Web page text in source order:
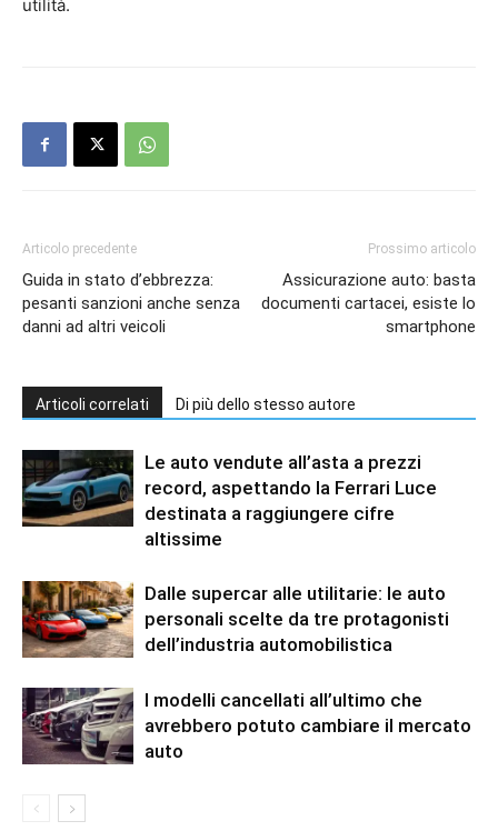
utilità.
Articolo precedente
Guida in stato d’ebbrezza:
pesanti sanzioni anche senza
danni ad altri veicoli
Prossimo articolo
Assicurazione auto: basta
documenti cartacei, esiste lo
smartphone
Articoli correlati Di più dello stesso autore
Le auto vendute all’asta a prezzi
record, aspettando la Ferrari Luce
destinata a raggiungere cifre
altissime
Dalle supercar alle utilitarie: le auto
personali scelte da tre protagonisti
dell’industria automobilistica
I modelli cancellati all’ultimo che
avrebbero potuto cambiare il mercato
auto